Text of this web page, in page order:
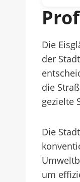
Die
der
die
gezielte
Die
um